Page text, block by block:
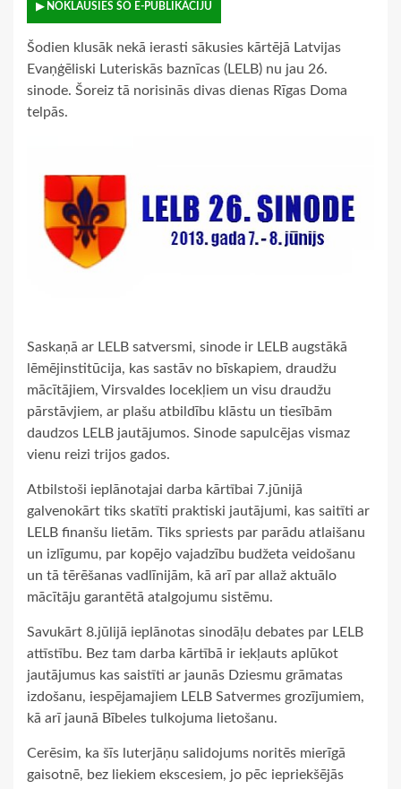
▶ NOKLAUSIES ŠO E-PUBLIKĀCIJU
Šodien klusāk nekā ierasti sākusies kārtējā Latvijas
Evaņģēliski Luteriskās baznīcas (LELB) nu jau 26.
sinode. Šoreiz tā norisinās divas dienas Rīgas Doma
telpās.
Saskaņā ar LELB satversmi, sinode ir LELB augstākā
lēmējinstitūcija, kas sastāv no bīskapiem, draudžu
mācītājiem, Virsvaldes locekļiem un visu draudžu
pārstāvjiem, ar plašu atbildību klāstu un tiesībām
daudzos LELB jautājumos. Sinode sapulcējas vismaz
vienu reizi trijos gados.
Atbilstoši ieplānotajai darba kārtībai 7.jūnijā
galvenokārt tiks skatīti praktiski jautājumi, kas saitīti ar
LELB finanšu lietām. Tiks spriests par parādu atlaišanu
un izlīgumu, par kopējo vajadzību budžeta veidošanu
un tā tērēšanas vadlīnijām, kā arī par allaž aktuālo
mācītāju garantētā atalgojumu sistēmu.
Savukārt 8.jūlijā ieplānotas sinodāļu debates par LELB
attīstību. Bez tam darba kārtībā ir iekļauts aplūkot
jautājumus kas saistīti ar jaunās Dziesmu grāmatas
izdošanu, iespējamajiem LELB Satvermes grozījumiem,
kā arī jaunā Bībeles tulkojuma lietošanu.
Cerēsim, ka šīs luterjāņu salidojums noritēs mierīgā
gaisotnē, bez liekiem ekscesiem, jo pēc iepriekšējās